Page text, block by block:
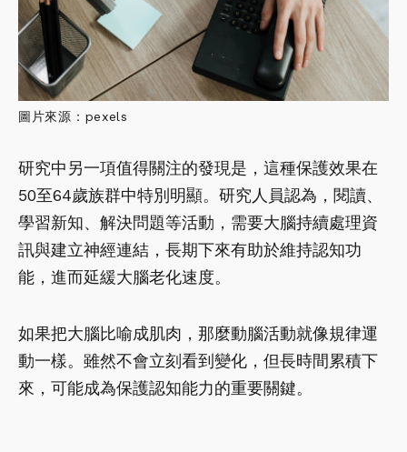
圖片來源：pexels
研究中另一項值得關注的發現是，這種保護效果在
50至64歲族群中特別明顯。研究人員認為，閱讀、
學習新知、解決問題等活動，需要大腦持續處理資
訊與建立神經連結，長期下來有助於維持認知功
能，進而延緩大腦老化速度。
如果把大腦比喻成肌肉，那麼動腦活動就像規律運
動一樣。雖然不會立刻看到變化，但長時間累積下
來，可能成為保護認知能力的重要關鍵。